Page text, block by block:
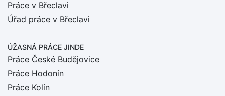
Práce v Břeclavi
Úřad práce v Břeclavi
ÚŽASNÁ PRÁCE JINDE
Práce České Budějovice
Práce Hodonín
Práce Kolín